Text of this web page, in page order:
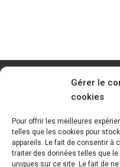
Gérer le
cookies
Pour offrir les meilleures
telles que les cookies pour
appareils. Le fait de consentir à
traiter des données telles que
uniques sur ce site. Le fait de